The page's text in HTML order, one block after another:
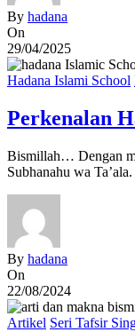
By hadana
On
29/04/2025
Hadana Islami School
Perkenalan
Bismillah… Dengan
Subhanahu wa
By hadana
On
22/08/2024
Artikel Seri Tafsir